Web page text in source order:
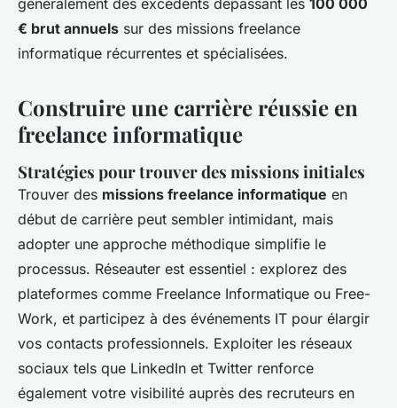
généralement des excédents dépassant les 100 000
€ brut annuels sur des missions freelance
informatique récurrentes et spécialisées.
Construire une carrière réussie en
freelance informatique
Stratégies pour trouver des missions initiales
Trouver des missions freelance informatique en
début de carrière peut sembler intimidant, mais
adopter une approche méthodique simplifie le
processus. Réseauter est essentiel : explorez des
plateformes comme Freelance Informatique ou Free-
Work, et participez à des événements IT pour élargir
vos contacts professionnels. Exploiter les réseaux
sociaux tels que LinkedIn et Twitter renforce
également votre visibilité auprès des recruteurs en